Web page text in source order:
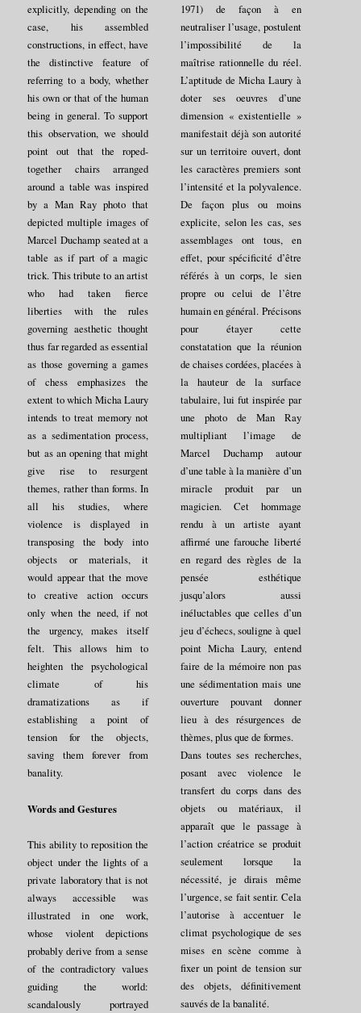
explicitly, depending on the
case, his assembled
constructions, in effect, have
the distinctive feature of
referring to a body, whether
his own or that of the human
being in general. To support
this observation, we should
point out that the roped-
together chairs arranged
around a table was inspired
by a Man Ray photo that
depicted multiple images of
Marcel Duchamp seated at a
table as if part of a magic
trick. This tribute to an artist
who had taken fierce
liberties with the rules
governing aesthetic thought
thus far regarded as essential
as those governing a games
of chess emphasizes the
extent to which Micha Laury
intends to treat memory not
as a sedimentation process,
but as an opening that might
give rise to resurgent
themes, rather than forms. In
all his studies, where
violence is displayed in
transposing the body into
objects or materials, it
would appear that the move
to creative action occurs
only when the need, if not
the urgency, makes itself
felt. This allows him to
heighten the psychological
climate of his
dramatizations as if
establishing a point of
tension for the objects,
saving them forever from
banality.
Words and Gestures
This ability to reposition the
object under the lights of a
private laboratory that is not
always accessible was
illustrated in one work,
whose violent depictions
probably derive from a sense
of the contradictory values
guiding the world:
scandalously portrayed
1971) de façon à en
neutraliser l’usage, postulent
l’impossibilité de la
maîtrise rationnelle du réel.
L’aptitude de Micha Laury à
doter ses oeuvres d’une
dimension « existentielle »
manifestait déjà son autorité
sur un territoire ouvert, dont
les caractères premiers sont
l’intensité et la polyvalence.
De façon plus ou moins
explicite, selon les cas, ses
assemblages ont tous, en
effet, pour spécificité d’être
référés à un corps, le sien
propre ou celui de l’être
humain en général. Précisons
pour étayer cette
constatation que la réunion
de chaises cordées, placées à
la hauteur de la surface
tabulaire, lui fut inspirée par
une photo de Man Ray
multipliant l’image de
Marcel Duchamp autour
d’une table à la manière d’un
miracle produit par un
magicien. Cet hommage
rendu à un artiste ayant
affirmé une farouche liberté
en regard des règles de la
pensée esthétique
jusqu’alors aussi
inéluctables que celles d’un
jeu d’échecs, souligne à quel
point Micha Laury, entend
faire de la mémoire non pas
une sédimentation mais une
ouverture pouvant donner
lieu à des résurgences de
thèmes, plus que de formes.
Dans toutes ses recherches,
posant avec violence le
transfert du corps dans des
objets ou matériaux, il
apparaît que le passage à
l’action créatrice se produit
seulement lorsque la
nécessité, je dirais même
l’urgence, se fait sentir. Cela
l’autorise à accentuer le
climat psychologique de ses
mises en scène comme à
fixer un point de tension sur
des objets, définitivement
sauvés de la banalité.